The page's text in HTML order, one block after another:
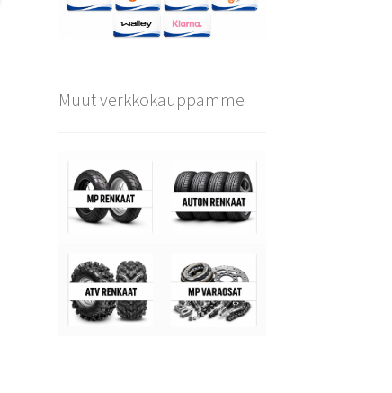
Muut verkkokauppamme